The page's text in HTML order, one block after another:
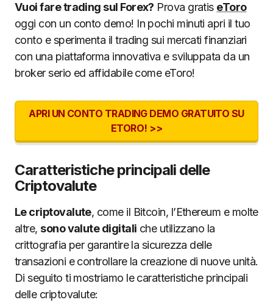
Vuoi fare trading sul Forex? Prova gratis eToro
oggi con un conto demo! In pochi minuti apri il tuo
conto e sperimenta il trading sui mercati finanziari
con una piattaforma innovativa e sviluppata da un
broker serio ed affidabile come eToro!
APRI UN CONTO TRADING DEMO GRATUITO SU
ETORO! >>
Caratteristiche principali delle
Criptovalute
Le criptovalute, come il Bitcoin, l’Ethereum e molte
altre, sono valute digitali che utilizzano la
crittografia per garantire la sicurezza delle
transazioni e controllare la creazione di nuove unità.
Di seguito ti mostriamo le caratteristiche principali
delle criptovalute: